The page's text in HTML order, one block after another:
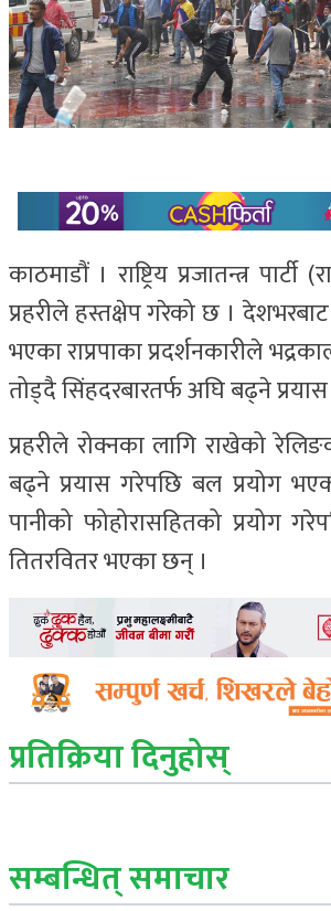
काठमाडौं । राष्ट्रिय प्रजातन्त्र पार्टी
प्रहरीले हस्तक्षेप गरेको छ ।
भएका राप्रपाका प्रदर्शनकारीले
तोड्दै सिंहदरबारतर्फ अघि बढ्ने
प्रहरीले रोक्नका लागि राखेको
बढ्ने प्रयास गरेपछि बल प्रयोग
पानीको फोहोरासहितको प्रयोग
तितरवितर भएका छन् ।
प्रतिक्रिया दिनुहोस्
सम्बन्धित् समाचार